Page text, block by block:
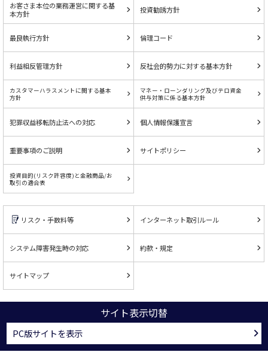
お客さま本位の業務運営に関する基
本方針
投資勧誘方針
最良執行方針 倫理コード
利益相反管理方針 反社会的勢力に対する基本方針
カスタマーハラスメントに関する基本
方針
マネー・ローンダリング及びテロ資金
供与対策に係る基本方針
犯罪収益移転防止法への対応 個人情報保護宣言
重要事項のご説明 サイトポリシー
投資目的(リスク許容度)と金融商品/お
取引の適合表
リスク・手数料等 インターネット取引ルール
システム障害発生時の対応 約款・規定
サイトマップ
サイト表示切替
PC版サイトを表示